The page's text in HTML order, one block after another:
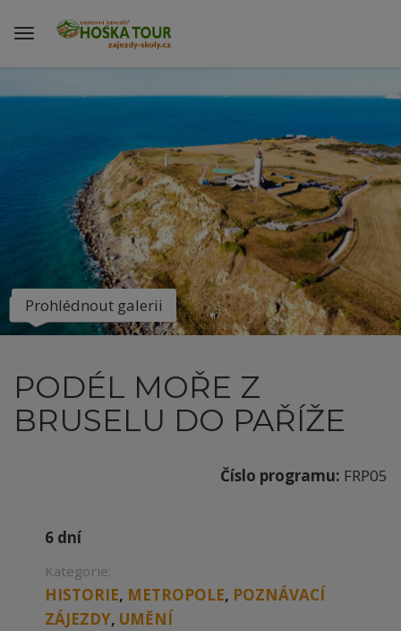
Prohlédnout galerii
PODÉL MOŘE Z
BRUSELU DO PAŘÍŽE
Číslo programu: FRP05
6 dní
Kategorie:
HISTORIE, METROPOLE, POZNÁVACÍ
ZÁJEZDY, UMĚNÍ